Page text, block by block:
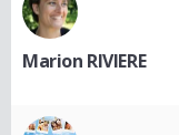
Marion RIVIERE